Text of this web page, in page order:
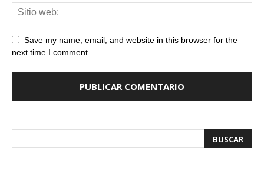
Save my name, email, and website in this browser for the
next time I comment.